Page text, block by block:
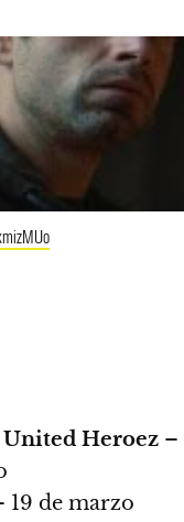
Heroez –
19 de marzo